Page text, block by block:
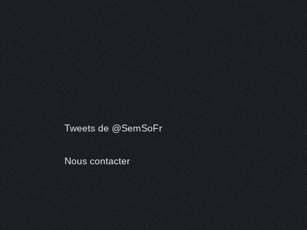
Tweets de @SemSoFr
Nous contacter